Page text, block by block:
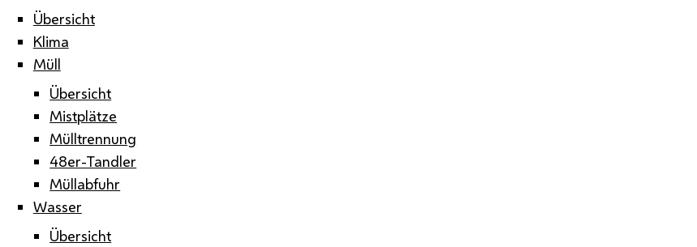
Übersicht
Klima
Müll
Übersicht
Mistplätze
Mülltrennung
48er-Tandler
Müllabfuhr
Wasser
Übersicht